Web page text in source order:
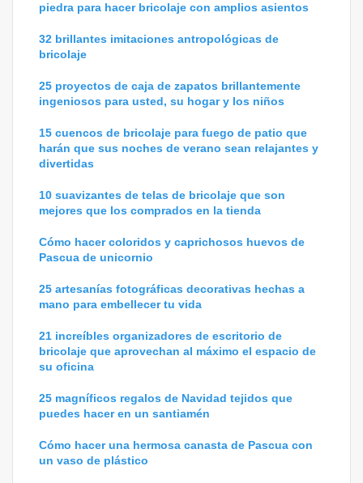
piedra para hacer bricolaje con amplios asientos
32 brillantes imitaciones antropológicas de
bricolaje
25 proyectos de caja de zapatos brillantemente
ingeniosos para usted, su hogar y los niños
15 cuencos de bricolaje para fuego de patio que
harán que sus noches de verano sean relajantes y
divertidas
10 suavizantes de telas de bricolaje que son
mejores que los comprados en la tienda
Cómo hacer coloridos y caprichosos huevos de
Pascua de unicornio
25 artesanías fotográficas decorativas hechas a
mano para embellecer tu vida
21 increíbles organizadores de escritorio de
bricolaje que aprovechan al máximo el espacio de
su oficina
25 magníficos regalos de Navidad tejidos que
puedes hacer en un santiamén
Cómo hacer una hermosa canasta de Pascua con
un vaso de plástico